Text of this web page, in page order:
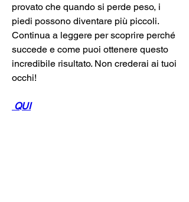
provato che quando si perde peso, i
piedi possono diventare più piccoli.
Continua a leggere per scoprire perché
succede e come puoi ottenere questo
incredibile risultato. Non crederai ai tuoi
occhi!
QUI